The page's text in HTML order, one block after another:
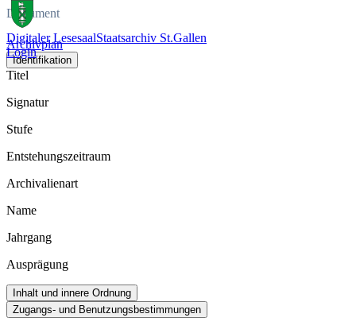
Digitaler LesesaalStaatsarchiv St.Gallen
Login
Dokument
Archivplan
Identifikation
Titel
Signatur
Stufe
Entstehungszeitraum
Archivalienart
Name
Jahrgang
Ausprägung
Inhalt und innere Ordnung
Zugangs- und Benutzungsbestimmungen